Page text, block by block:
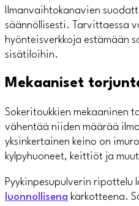
Ilmanvaihtokanavien
säännöllisesti. Tarvittaessa
hyönteisverkkoja estämään
sisätiloihin.
Mekaaniset
Sokeritoukkien mekaaninen
vähentää niiden määrää
yksinkertainen keino on
kylpyhuoneet, keittiöt ja
Pyykinpesupulverin
luonnollisena karkotteena.